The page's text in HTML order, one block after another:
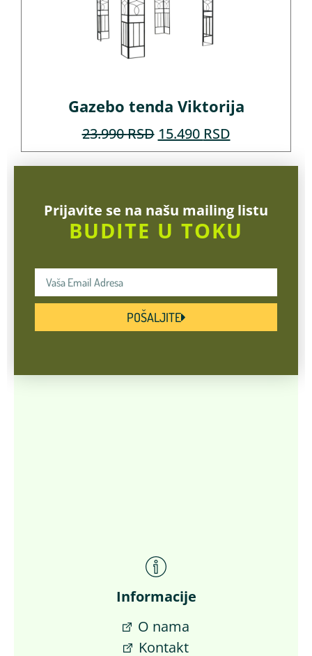
Gazebo tenda Viktorija
23.990RSD 15.490 RSD
Prijavite se na našu mailing listu
BUDITE U TOKU
POŠALJITE
Informacije
O nama
Kontakt